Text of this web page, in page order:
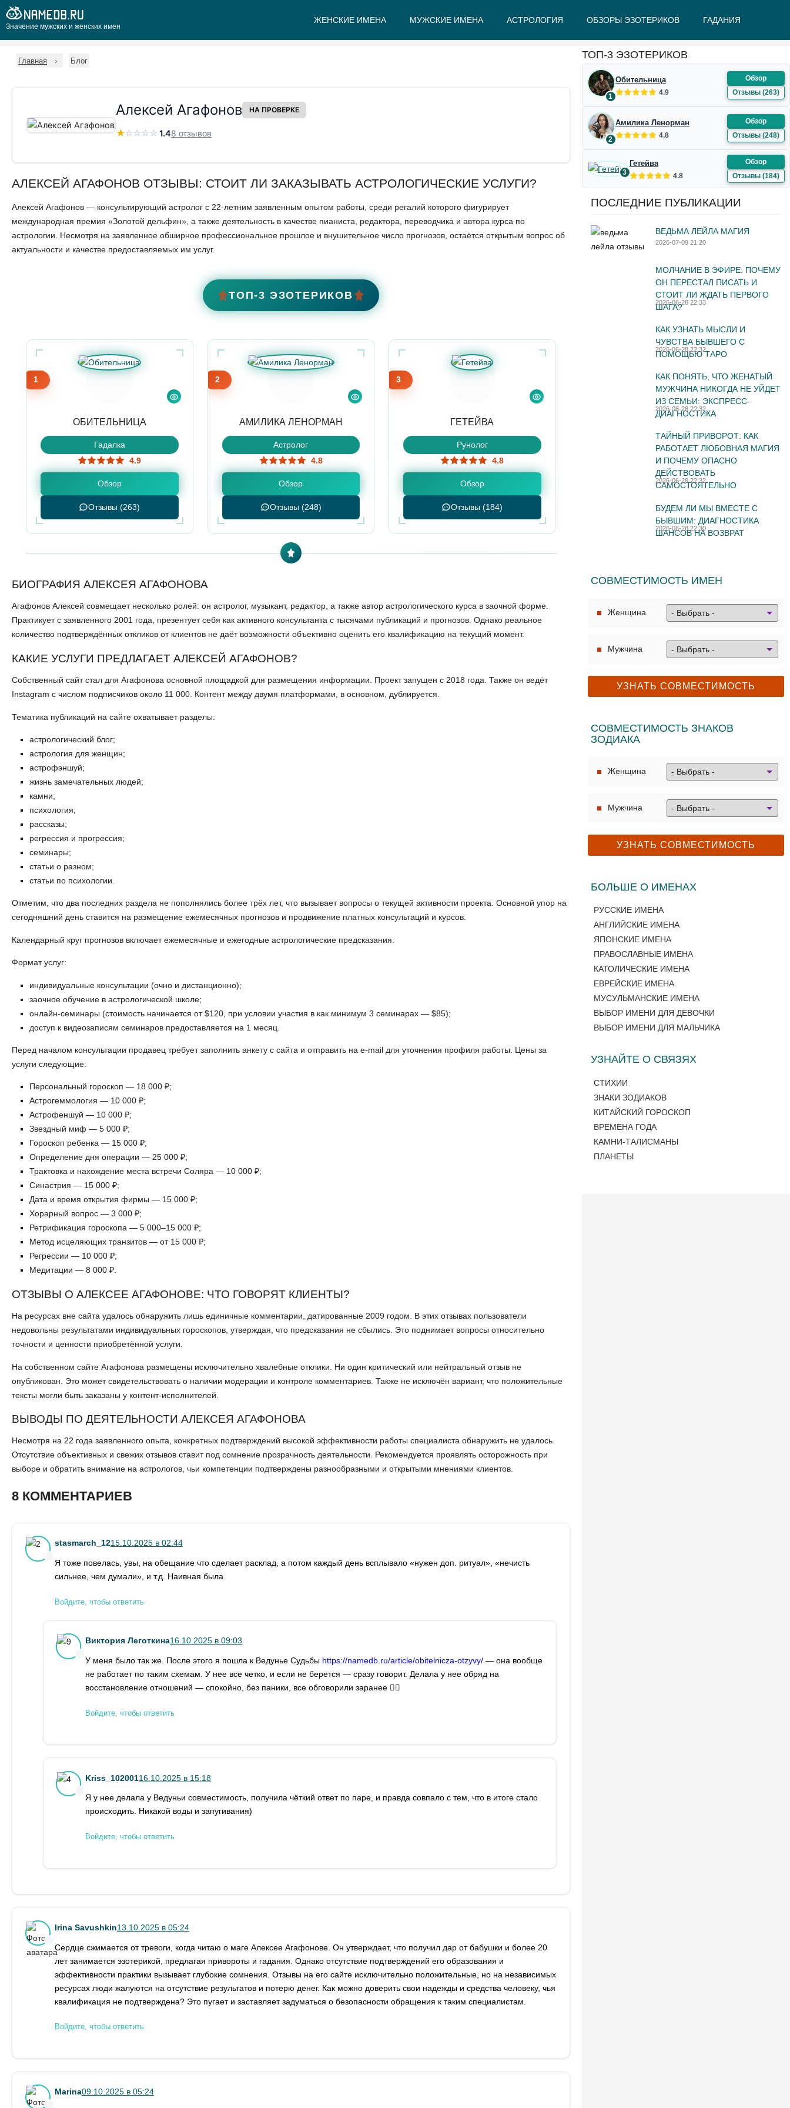
Значение мужских и женских имен
ЖЕНСКИЕ ИМЕНА МУЖСКИЕ ИМЕНА АСТРОЛОГИЯ ОБЗОРЫ ЭЗОТЕРИКОВ ГАДАНИЯ
Главная Блог
Алексей Агафонов НА ПРОВЕРКЕ
★☆☆☆☆1.48 отзывов
АЛЕКСЕЙ АГАФОНОВ ОТЗЫВЫ: СТОИТ ЛИ ЗАКАЗЫВАТЬ АСТРОЛОГИЧЕСКИЕ УСЛУГИ?
Алексей Агафонов — консультирующий астролог с 22-летним заявленным опытом работы, среди регалий которого фигурирует
международная премия «Золотой дельфин», а также деятельность в качестве пианиста, редактора, переводчика и автора курса по
астрологии. Несмотря на заявленное обширное профессиональное прошлое и внушительное число прогнозов, остаётся открытым вопрос об
актуальности и качестве предоставляемых им услуг.
ТОП-3 ЭЗОТЕРИКОВ
1
ОБИТЕЛЬНИЦА
Гадалка
4.9
Обзор
Отзывы (263)
2
АМИЛИКА ЛЕНОРМАН
Астролог
4.8
Обзор
Отзывы (248)
3
ГЕТЕЙВА
Рунолог
4.8
Обзор
Отзывы (184)
БИОГРАФИЯ АЛЕКСЕЯ АГАФОНОВА
Агафонов Алексей совмещает несколько ролей: он астролог, музыкант, редактор, а также автор астрологического курса в заочной форме.
Практикует с заявленного 2001 года, презентует себя как активного консультанта с тысячами публикаций и прогнозов. Однако реальное
количество подтверждённых откликов от клиентов не даёт возможности объективно оценить его квалификацию на текущий момент.
КАКИЕ УСЛУГИ ПРЕДЛАГАЕТ АЛЕКСЕЙ АГАФОНОВ?
Собственный сайт стал для Агафонова основной площадкой для размещения информации. Проект запущен с 2018 года. Также он ведёт
Instagram с числом подписчиков около 11 000. Контент между двумя платформами, в основном, дублируется.
Тематика публикаций на сайте охватывает разделы:
астрологический блог;
астрология для женщин;
астрофэншуй;
жизнь замечательных людей;
камни;
психология;
рассказы;
регрессия и прогрессия;
семинары;
статьи о разном;
статьи по психологии.
Отметим, что два последних раздела не пополнялись более трёх лет, что вызывает вопросы о текущей активности проекта. Основной упор на
сегодняшний день ставится на размещение ежемесячных прогнозов и продвижение платных консультаций и курсов.
Календарный круг прогнозов включает ежемесячные и ежегодные астрологические предсказания.
Формат услуг:
индивидуальные консультации (очно и дистанционно);
заочное обучение в астрологической школе;
онлайн-семинары (стоимость начинается от $120, при условии участия в как минимум 3 семинарах — $85);
доступ к видеозаписям семинаров предоставляется на 1 месяц.
Перед началом консультации продавец требует заполнить анкету с сайта и отправить на e-mail для уточнения профиля работы. Цены за
услуги следующие:
Персональный гороскоп — 18 000 ₽;
Астрогеммология — 10 000 ₽;
Астрофеншуй — 10 000 ₽;
Звездный миф — 5 000 ₽;
Гороскоп ребенка — 15 000 ₽;
Определение дня операции — 25 000 ₽;
Трактовка и нахождение места встречи Соляра — 10 000 ₽;
Синастрия — 15 000 ₽;
Дата и время открытия фирмы — 15 000 ₽;
Хорарный вопрос — 3 000 ₽;
Ретрификация гороскопа — 5 000–15 000 ₽;
Метод исцеляющих транзитов — от 15 000 ₽;
Регрессии — 10 000 ₽;
Медитации — 8 000 ₽.
ОТЗЫВЫ О АЛЕКСЕЕ АГАФОНОВЕ: ЧТО ГОВОРЯТ КЛИЕНТЫ?
На ресурсах вне сайта удалось обнаружить лишь единичные комментарии, датированные 2009 годом. В этих отзывах пользователи
недовольны результатами индивидуальных гороскопов, утверждая, что предсказания не сбылись. Это поднимает вопросы относительно
точности и ценности приобретённой услуги.
На собственном сайте Агафонова размещены исключительно хвалебные отклики. Ни один критический или нейтральный отзыв не
опубликован. Это может свидетельствовать о наличии модерации и контроле комментариев. Также не исключён вариант, что положительные
тексты могли быть заказаны у контент-исполнителей.
ВЫВОДЫ ПО ДЕЯТЕЛЬНОСТИ АЛЕКСЕЯ АГАФОНОВА
Несмотря на 22 года заявленного опыта, конкретных подтверждений высокой эффективности работы специалиста обнаружить не удалось.
Отсутствие объективных и свежих отзывов ставит под сомнение прозрачность деятельности. Рекомендуется проявлять осторожность при
выборе и обратить внимание на астрологов, чьи компетенции подтверждены разнообразными и открытыми мнениями клиентов.
8 КОММЕНТАРИЕВ
stasmarch_1215.10.2025 в 02:44
Я тоже повелась, увы, на обещание что сделает расклад, а потом каждый день всплывало «нужен доп. ритуал», «нечисть
сильнее, чем думали», и т.д. Наивная была
Войдите, чтобы ответить
Виктория Леготкина16.10.2025 в 09:03
У меня было так же. После этого я пошла к Ведунье Судьбы https://namedb.ru/article/obitelnicza-otzyvy/ — она вообще
не работает по таким схемам. У нее все четко, и если не берется — сразу говорит. Делала у нее обряд на
восстановление отношений — спокойно, без паники, все обговорили заранее 👍🏻
Войдите, чтобы ответить
Kriss_10200116.10.2025 в 15:18
Я у нее делала у Ведуньи совместимость, получила чёткий ответ по паре, и правда совпало с тем, что в итоге стало
происходить. Никакой воды и запугивания)
Войдите, чтобы ответить
Irina Savushkin13.10.2025 в 05:24
Сердце сжимается от тревоги, когда читаю о маге Алексее Агафонове. Он утверждает, что получил дар от бабушки и более 20
лет занимается эзотерикой, предлагая привороты и гадания. Однако отсутствие подтверждений его образования и
эффективности практики вызывает глубокие сомнения. Отзывы на его сайте исключительно положительные, но на независимых
ресурсах люди жалуются на отсутствие результатов и потерю денег. Как можно доверить свои надежды и средства человеку, чья
квалификация не подтверждена? Это пугает и заставляет задуматься о безопасности обращения к таким специалистам.
Войдите, чтобы ответить
Marina09.10.2025 в 05:24
ТОП-3 ЭЗОТЕРИКОВ
1
Обительница
4.9
Обзор
Отзывы (263)
2
Амилика Ленорман
4.8
Обзор
Отзывы (248)
3
Гетейва
4.8
Обзор
Отзывы (184)
ПОСЛЕДНИЕ ПУБЛИКАЦИИ
ВЕДЬМА ЛЕЙЛА МАГИЯ
2026-07-09 21:20
МОЛЧАНИЕ В ЭФИРЕ: ПОЧЕМУ
ОН ПЕРЕСТАЛ ПИСАТЬ И
СТОИТ ЛИ ЖДАТЬ ПЕРВОГО
ШАГА?
2026-06-28 22:33
КАК УЗНАТЬ МЫСЛИ И
ЧУВСТВА БЫВШЕГО С
ПОМОЩЬЮ ТАРО
2026-06-28 22:32
КАК ПОНЯТЬ, ЧТО ЖЕНАТЫЙ
МУЖЧИНА НИКОГДА НЕ УЙДЕТ
ИЗ СЕМЬИ: ЭКСПРЕСС-
ДИАГНОСТИКА
2026-06-28 22:32
ТАЙНЫЙ ПРИВОРОТ: КАК
РАБОТАЕТ ЛЮБОВНАЯ МАГИЯ
И ПОЧЕМУ ОПАСНО
ДЕЙСТВОВАТЬ
САМОСТОЯТЕЛЬНО
2026-06-28 22:32
БУДЕМ ЛИ МЫ ВМЕСТЕ С
БЫВШИМ: ДИАГНОСТИКА
ШАНСОВ НА ВОЗВРАТ
2026-06-28 22:30
СОВМЕСТИМОСТЬ ИМЕН
Женщина
Мужчина
СОВМЕСТИМОСТЬ ЗНАКОВ
ЗОДИАКА
Женщина
Мужчина
БОЛЬШЕ О ИМЕНАХ
РУССКИЕ ИМЕНА
АНГЛИЙСКИЕ ИМЕНА
ЯПОНСКИЕ ИМЕНА
ПРАВОСЛАВНЫЕ ИМЕНА
КАТОЛИЧЕСКИЕ ИМЕНА
ЕВРЕЙСКИЕ ИМЕНА
МУСУЛЬМАНСКИЕ ИМЕНА
ВЫБОР ИМЕНИ ДЛЯ ДЕВОЧКИ
ВЫБОР ИМЕНИ ДЛЯ МАЛЬЧИКА
УЗНАЙТЕ О СВЯЗЯХ
СТИХИИ
ЗНАКИ ЗОДИАКОВ
КИТАЙСКИЙ ГОРОСКОП
ВРЕМЕНА ГОДА
КАМНИ-ТАЛИСМАНЫ
ПЛАНЕТЫ